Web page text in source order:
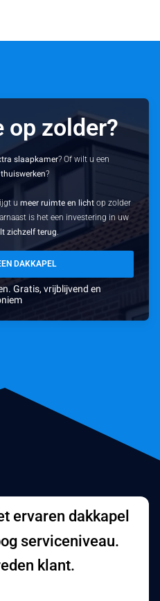
op zolder?
slaapkamer? Of wilt u een
?
umeer ruimte en licht op zolder
is het een investering in uw
zichzelf terug.
DAKKAPEL
Gratis, vrijblijvend en
ervaren dakkapel
serviceniveau.
klant.